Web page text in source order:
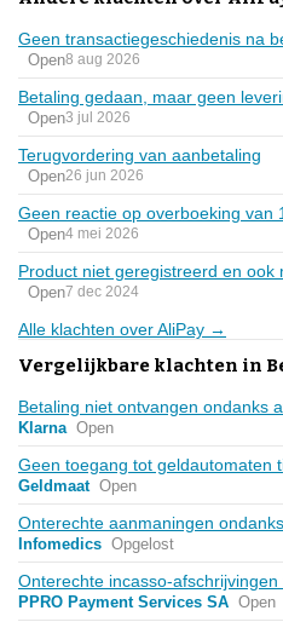
Geen transactiegeschiedenis na
Open8 aug 2026
Betaling gedaan, maar geen
Open3 jul 2026
Terugvordering van aanbetaling
Open26 jun 2026
Geen reactie op overboeking van
Open4 mei 2026
Product niet geregistreerd en ook
Open7 dec 2024
Alle klachten over AliPay →
Vergelijkbare klachten in
Betaling niet ontvangen ondanks
Klarna Open
Geen toegang tot geldautomaten
Geldmaat Open
Onterechte aanmaningen
Infomedics Opgelost
Onterechte incasso-
PPRO Payment Services SA Open